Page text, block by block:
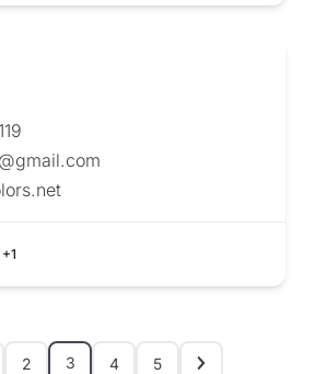
+1
2 3 4 5